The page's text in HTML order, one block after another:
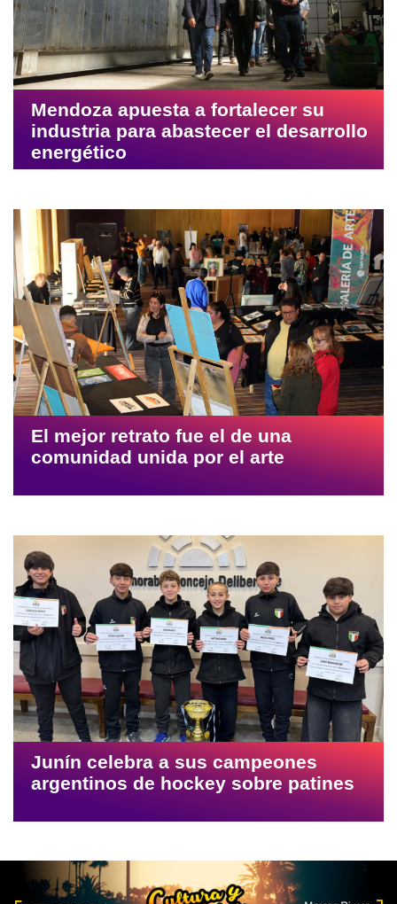
Mendoza apuesta a fortalecer su
industria para abastecer el desarrollo
energético
El mejor retrato fue el de una
comunidad unida por el arte
Junín celebra a sus campeones
argentinos de hockey sobre patines